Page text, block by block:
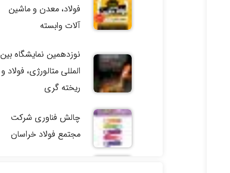
فولاد، معدن و ماشین
آلات وابسته
نوزدهمین نمایشگاه بین
المللی متالورژی، فولاد و
ریخته گری
چالش فناوری شرکت
مجتمع فولاد خراسان